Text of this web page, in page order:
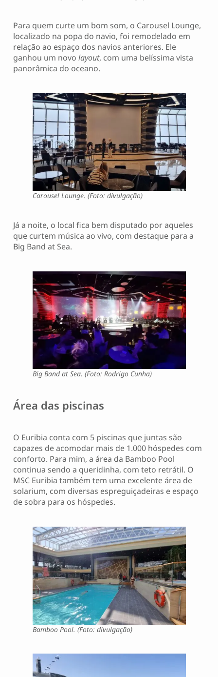
Para quem curte um bom som, o Carousel Lounge,
localizado na popa do navio, foi remodelado em
relação ao espaço dos navios anteriores. Ele
ganhou um novo layout, com uma belíssima vista
panorâmica do oceano.
Carousel Lounge. (Foto: divulgação)
Já a noite, o local fica bem disputado por aqueles
que curtem música ao vivo, com destaque para a
Big Band at Sea.
Big Band at Sea. (Foto: Rodrigo Cunha)
Área das piscinas
O Euribia conta com 5 piscinas que juntas são
capazes de acomodar mais de 1.000 hóspedes com
conforto. Para mim, a área da Bamboo Pool
continua sendo a queridinha, com teto retrátil. O
MSC Euribia também tem uma excelente área de
solarium, com diversas espreguiçadeiras e espaço
de sobra para os hóspedes.
Bamboo Pool. (Foto: divulgação)